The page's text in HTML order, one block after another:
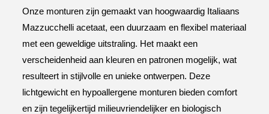
Onze monturen zijn gemaakt van hoogwaardig Italiaans
Mazzucchelli acetaat, een duurzaam en flexibel materiaal
met een geweldige uitstraling. Het maakt een
verscheidenheid aan kleuren en patronen mogelijk, wat
resulteert in stijlvolle en unieke ontwerpen. Deze
lichtgewicht en hypoallergene monturen bieden comfort
en zijn tegelijkertijd milieuvriendelijker en biologisch